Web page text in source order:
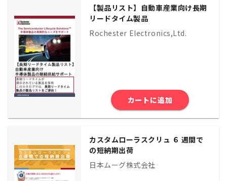
【製品リスト】自動車産業向け長期
リードタイム製品
Rochester Electronics,Ltd.
カートに追加
カスタムローラスクリュ ６ 週間で
の短納期出荷
日本ムーグ株式会社